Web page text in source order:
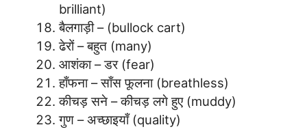
brilliant)
बैलगाड़ी – (bullock cart)
ढेरों – बहुत (many)
आशंका – डर (fear)
हाँफना – साँस फूलना (breathless)
कीचड़ सने – कीचड़ लगे हुए (muddy)
गुण – अच्छाइयाँ (quality)